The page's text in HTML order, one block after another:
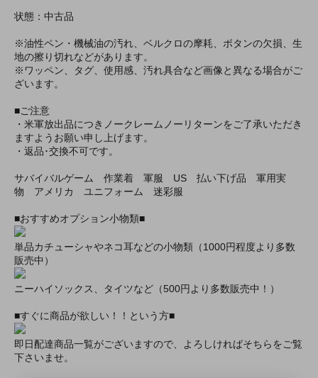
状態：中古品
※油性ペン・機械油の汚れ、ベルクロの摩耗、ボタンの欠損、生
地の擦り切れなどがあります。
※ワッペン、タグ、使用感、汚れ具合など画像と異なる場合がご
ざいます。
■ご注意
・米軍放出品につきノークレームノーリターンをご了承いただき
ますようお願い申し上げます。
・返品･交換不可です。
サバイバルゲーム 作業着 軍服 US 払い下げ品 軍用実
物 アメリカ ユニフォーム 迷彩服
■おすすめオプション小物類■
単品カチューシャやネコ耳などの小物類（1000円程度より多数
販売中）
ニーハイソックス、タイツなど（500円より多数販売中！）
■すぐに商品が欲しい！！という方■
即日配達商品一覧がございますので、よろしければそちらをご覧
下さいませ。